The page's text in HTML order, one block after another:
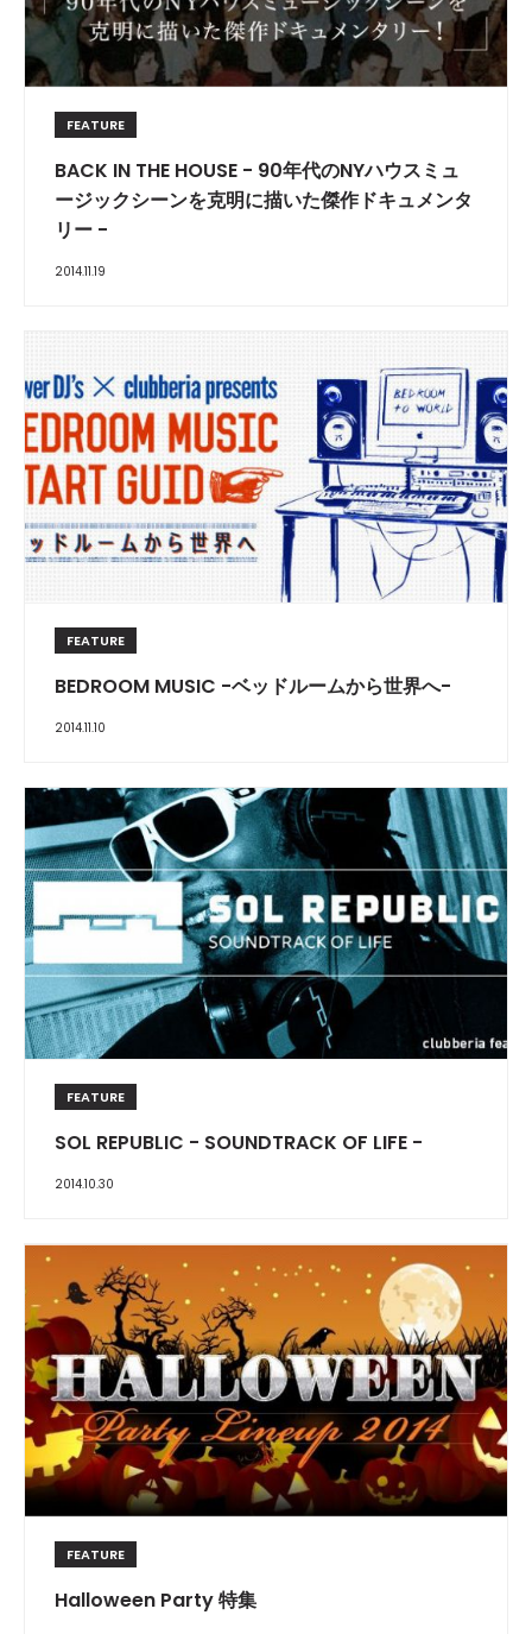
FEATURE
BACK IN THE HOUSE - 90年代のNYハウスミュ
ージックシーンを克明に描いた傑作ドキュメンタ
リー -
2014.11.19
FEATURE
BEDROOM MUSIC -ベッドルームから世界へ-
2014.11.10
FEATURE
SOL REPUBLIC - SOUNDTRACK OF LIFE -
2014.10.30
FEATURE
Halloween Party 特集